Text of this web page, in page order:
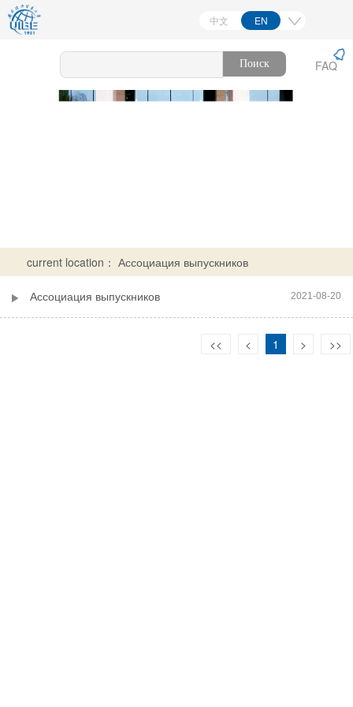
中文 EN
日本語
FRANÇAIS
FAQ

current location： Ассоциация выпускников
Ассоциация выпускников 2021-08-20
<< < 1 > >>